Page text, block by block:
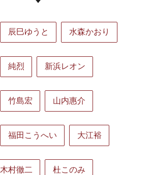
辰巳ゆうと 水森かおり
純烈 新浜レオン
竹島宏 山内惠介
福田こうへい 大江裕
木村徹二 杜このみ